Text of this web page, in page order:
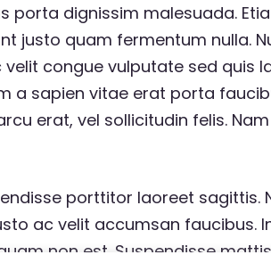
porta dignissim malesuada.
justo quam fermentum nulla.
congue vulputate sed quis
a sapien vitae erat porta
erat, vel sollicitudin felis.
porttitor laoreet sagittis.
ac velit accumsan faucibus.
non est. Suspendisse